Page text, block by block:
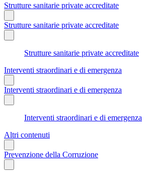
Strutture sanitarie private accreditate
Strutture sanitarie private accreditate
Strutture sanitarie private accreditate
Interventi straordinari e di emergenza
Interventi straordinari e di emergenza
Interventi straordinari e di emergenza
Altri contenuti
Prevenzione della Corruzione